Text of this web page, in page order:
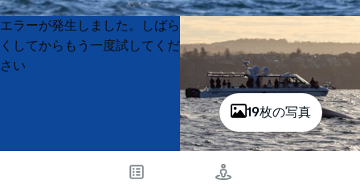
19枚の写真
Product
List
Product
List
エラーが発生しました。しばら
くしてからもう一度試してくだ
さい